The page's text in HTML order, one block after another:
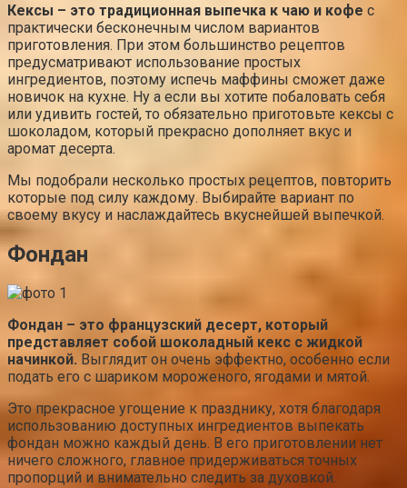
Кексы – это традиционная выпечка к чаю и кофе с
практически бесконечным числом вариантов
приготовления. При этом большинство рецептов
предусматривают использование простых
ингредиентов, поэтому испечь маффины сможет даже
новичок на кухне. Ну а если вы хотите побаловать себя
или удивить гостей, то обязательно приготовьте кексы с
шоколадом, который прекрасно дополняет вкус и
аромат десерта.
Мы подобрали несколько простых рецептов, повторить
которые под силу каждому. Выбирайте вариант по
своему вкусу и наслаждайтесь вкуснейшей выпечкой.
Фондан
Фондан – это французский десерт, который
представляет собой шоколадный кекс с жидкой
начинкой. Выглядит он очень эффектно, особенно если
подать его с шариком мороженого, ягодами и мятой.
Это прекрасное угощение к празднику, хотя благодаря
использованию доступных ингредиентов выпекать
фондан можно каждый день. В его приготовлении нет
ничего сложного, главное придерживаться точных
пропорций и внимательно следить за духовкой.